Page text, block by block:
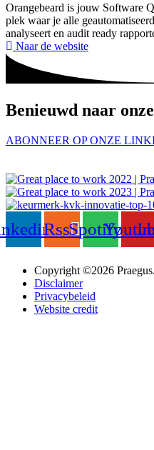
Orangebeard is jouw Software
plek waar je alle
analyseert en audit ready
Naar de website
Benieuwd naar onze
ABONNEER OP ONZE
RssSpotify
Copyright ©2026
Disclaimer
Privacybeleid
Website credit